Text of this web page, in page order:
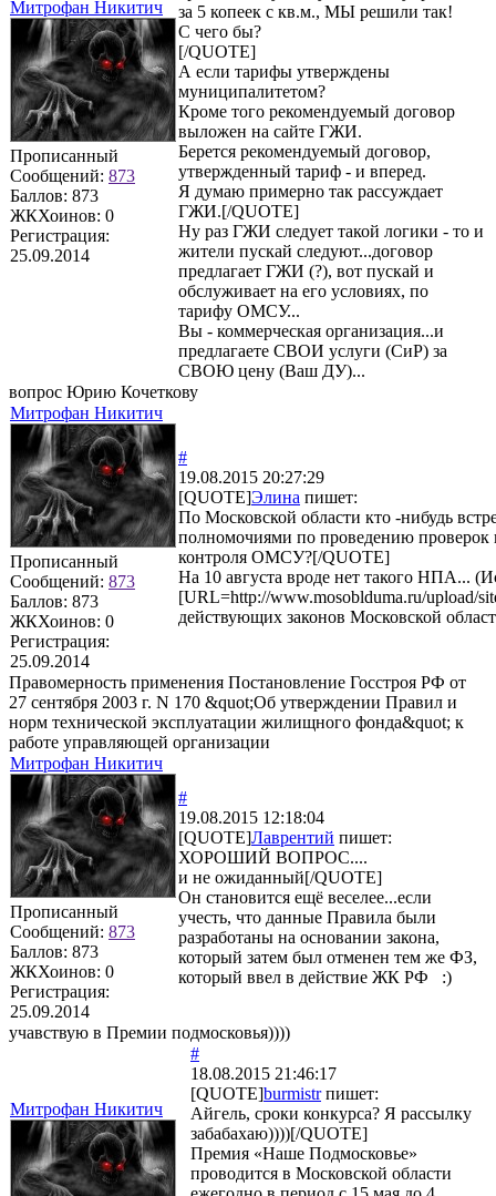
Митрофан Никитич
Прописанный
Сообщений: 873
Баллов: 873
ЖКХоинов: 0
Регистрация:
25.09.2014
за 5 копеек с кв.м., МЫ решили так!
С чего бы?
[/QUOTE]
А если тарифы утверждены
муниципалитетом?
Кроме того рекомендуемый договор
выложен на сайте ГЖИ.
Берется рекомендуемый договор,
утвержденный тариф - и вперед.
Я думаю примерно так рассуждает
ГЖИ.[/QUOTE]
Ну раз ГЖИ следует такой логики - то и
жители пускай следуют...договор
предлагает ГЖИ (?), вот пускай и
обслуживает на его условиях, по
тарифу ОМСУ...
Вы - коммерческая организация...и
предлагаете СВОИ услуги (СиР) за
СВОЮ цену (Ваш ДУ)...
вопрос Юрию Кочеткову
Митрофан Никитич
Прописанный
Сообщений: 873
Баллов: 873
ЖКХоинов: 0
Регистрация:
25.09.2014
#
19.08.2015 20:27:29
[QUOTE]Элина пишет:
По Московской области кто -нибудь
полномочиями по проведению проверок
контроля ОМСУ?[/QUOTE]
На 10 августа вроде нет такого НПА...
[URL=http://www.mosoblduma.ru/upload/
действующих законов Московской
Правомерность применения Постановление Госстроя РФ от
27 сентября 2003 г. N 170 &quot;Об утверждении Правил и
норм технической эксплуатации жилищного фонда&quot; к
работе управляющей организации
Митрофан Никитич
Прописанный
Сообщений: 873
Баллов: 873
ЖКХоинов: 0
Регистрация:
25.09.2014
#
19.08.2015 12:18:04
[QUOTE]Лаврентий пишет:
ХОРОШИЙ ВОПРОС....
и не ожиданный[/QUOTE]
Он становится ещё веселее...если
учесть, что данные Правила были
разработаны на основании закона,
который затем был отменен тем же ФЗ,
который ввел в действие ЖК РФ :)
учавствую в Премии подмосковья))))
Митрофан Никитич
#
18.08.2015 21:46:17
[QUOTE]burmistrпишет:
Айгель, сроки конкурса? Я рассылку
забабахаю))))[/QUOTE]
Премия «Наше Подмосковье»
проводится в Московской области